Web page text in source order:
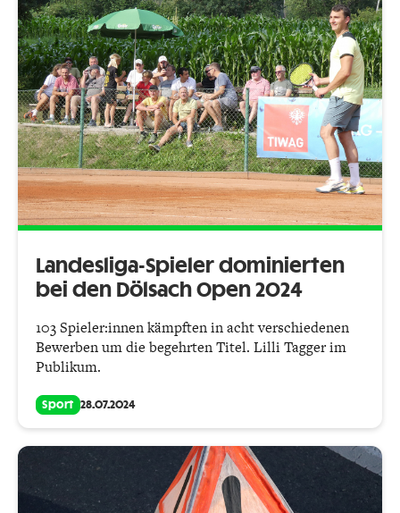
Landesliga-Spieler dominierten
bei den Dölsach Open 2024
103 Spieler:innen kämpften in acht verschiedenen
Bewerben um die begehrten Titel. Lilli Tagger im
Publikum.
Sport 28.07.2024